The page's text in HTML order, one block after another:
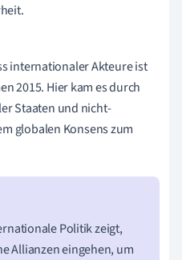
internationaler Akteure ist
2015. Hier kam es durch
Staaten und nicht-
globalen Konsens zum
Politik zeigt,
Allianzen eingehen, um